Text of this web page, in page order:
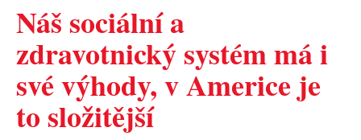
Náš sociální a
zdravotnický systém má i
své výhody, v Americe je
to složitější